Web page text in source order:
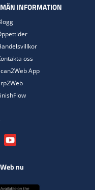
INFORMATION
oss
App
nu